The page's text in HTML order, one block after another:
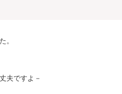
。
夫ですよ－